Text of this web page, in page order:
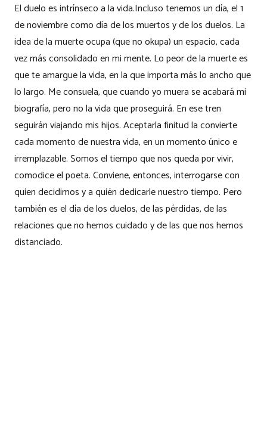
El duelo es intrínseco a la vida.Incluso tenemos un día, el 1
de noviembre como día de los muertos y de los duelos. La
idea de la muerte ocupa (que no okupa) un espacio, cada
vez más consolidado en mi mente. Lo peor de la muerte es
que te amargue la vida, en la que importa más lo ancho que
lo largo. Me consuela, que cuando yo muera se acabará mi
biografía, pero no la vida que proseguirá. En ese tren
seguirán viajando mis hijos. Aceptarla finitud la convierte
cada momento de nuestra vida, en un momento único e
irremplazable. Somos el tiempo que nos queda por vivir,
comodice el poeta. Conviene, entonces, interrogarse con
quien decidimos y a quién dedicarle nuestro tiempo. Pero
también es el día de los duelos, de las pérdidas, de las
relaciones que no hemos cuidado y de las que nos hemos
distanciado.